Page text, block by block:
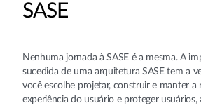
SASE
Nenhuma jornada à SASE é a mesma. A
sucedida de uma arquitetura SASE tem a
você escolhe projetar, construir e manter a
experiência do usuário e proteger usuários,